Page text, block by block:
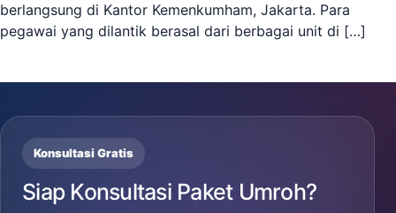
berlangsung di Kantor Kemenkumham, Jakarta. Para
pegawai yang dilantik berasal dari berbagai unit di […]
Konsultasi Gratis
Siap Konsultasi Paket Umroh?